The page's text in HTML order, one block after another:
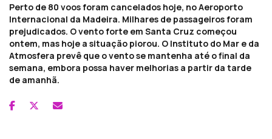
Perto de 80 voos foram cancelados hoje, no Aeroporto
Internacional da Madeira. Milhares de passageiros foram
prejudicados. O vento forte em Santa Cruz começou
ontem, mas hoje a situação piorou. O Instituto do Mar e da
Atmosfera prevê que o vento se mantenha até o final da
semana, embora possa haver melhorias a partir da tarde
de amanhã.